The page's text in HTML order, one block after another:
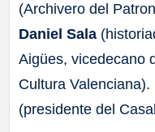
(Archivero del
Daniel Sala
Aigües, vicedecano
Cultura
(presidente del